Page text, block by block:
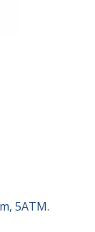
5ATM.